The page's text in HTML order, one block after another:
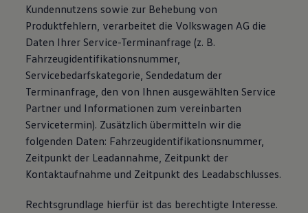
Kundennutzens sowie zur Behebung von
Produktfehlern, verarbeitet die Volkswagen AG die
Daten Ihrer Service-Terminanfrage (z. B.
Fahrzeugidentifikationsnummer,
Servicebedarfskategorie, Sendedatum der
Terminanfrage, den von Ihnen ausgewählten Service
Partner und Informationen zum vereinbarten
Servicetermin). Zusätzlich übermitteln wir die
folgenden Daten: Fahrzeugidentifikationsnummer,
Zeitpunkt der Leadannahme, Zeitpunkt der
Kontaktaufnahme und Zeitpunkt des Leadabschlusses.
Rechtsgrundlage hierfür ist das berechtigte Interesse.